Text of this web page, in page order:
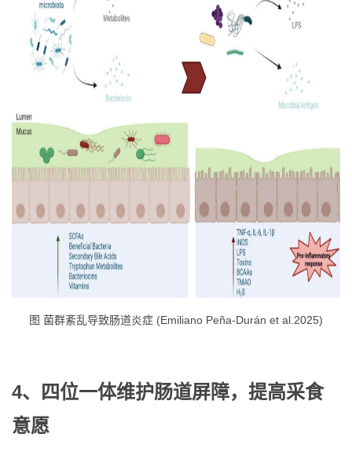
图 菌群紊乱导致肠道炎症 (Emiliano Peña-Durán et al.2025)
4、四位一体维护肠道屏障，提高采食
意愿